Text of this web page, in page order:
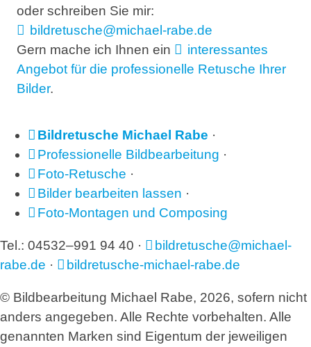
oder schreiben Sie mir:
bildretusche@michael-rabe.de
Gern mache ich Ihnen ein
interessantes
Angebot für die professionelle Retusche Ihrer
Bilder.
Bildretusche Michael Rabe ·
Professionelle Bildbearbeitung ·
Foto-Retusche ·
Bilder bearbeiten lassen ·
Foto-Montagen und Composing
Tel.: 04532–991 94 40 ·
bildretusche@michael-
rabe.de · bildretusche-michael-rabe.de
© Bildbearbeitung Michael Rabe, 2026, sofern nicht
anders angegeben. Alle Rechte vorbehalten. Alle
genannten Marken sind Eigentum der jeweiligen